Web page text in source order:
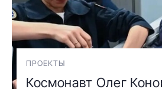
ПРОЕКТЫ
Космонавт Олег